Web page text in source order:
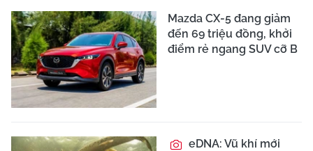
Mazda CX-5 đang giảm
đến 69 triệu đồng, khởi
điểm rẻ ngang SUV cỡ B
eDNA: Vũ khí mới